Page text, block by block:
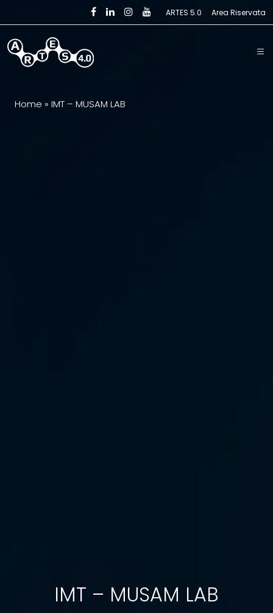
Skip to main content ARTES 5.0 Area Riservata
Home » IMT – MUSAM LAB
IMT – MUSAM LAB